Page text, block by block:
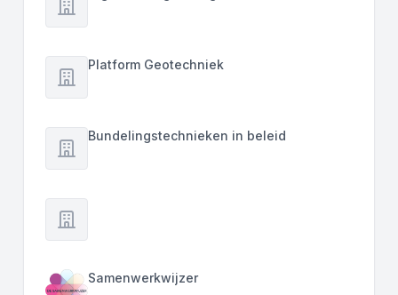
Platform Geotechniek
Bundelingstechnieken in beleid
Samenwerkwijzer